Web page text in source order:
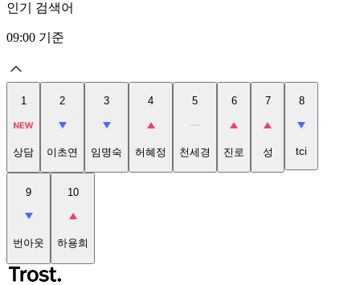
인기 검색어
09:00 기준
1
상담
2
이초연
3
임명숙
4
허혜정
5
천세경
6
진로
7
성
8
tci
9
번아웃
10
하용희